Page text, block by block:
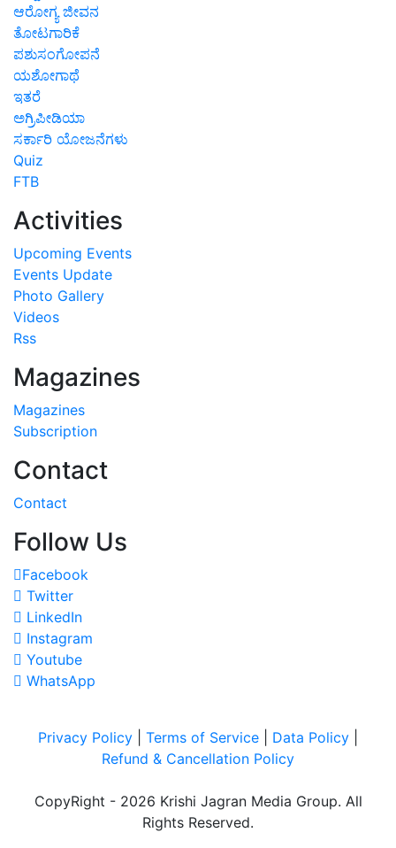
ಆರೋಗ್ಯ ಜೀವನ
ತೋಟಗಾರಿಕೆ
ಪಶುಸಂಗೋಪನೆ
ಯಶೋಗಾಥೆ
ಇತರೆ
ಅಗ್ರಿಪೀಡಿಯಾ
ಸರ್ಕಾರಿ ಯೋಜನೆಗಳು
Quiz
FTB
Activities
Upcoming Events
Events Update
Photo Gallery
Videos
Rss
Magazines
Magazines
Subscription
Contact
Contact
Follow Us
Facebook
Twitter
LinkedIn
Instagram
Youtube
WhatsApp
Privacy Policy Terms of Service Data Policy
Refund & Cancellation Policy
CopyRight - 2026 Krishi Jagran Media Group. All
Rights Reserved.